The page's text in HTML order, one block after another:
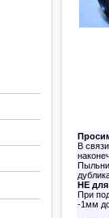
В
НЕ
При
-1мм